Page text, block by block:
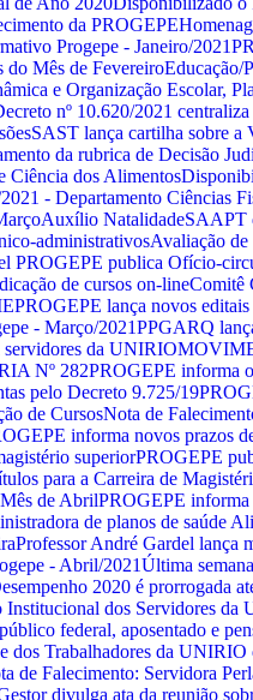
da PROGEPE
Progepe - Janeiro/2021
do Mês de FevereiroEducação/
e Organização Escolar,
nº 10.620/2021
SAST lança cartilha sobre
da rubrica de Decisão
Ciência dos Alimentos
- Departamento Ciências
Auxílio NatalidadeSAAPT
administrativosAvaliação de
PROGEPE publica Ofício-
de cursos on-lineComitê
PROGEPE lança novos
- Março/2021PPGARQ
servidores da UNIRIO
Nº 282PROGEPE informa
pelo Decreto 9.725/19
de CursosNota de
informa novos prazos
superiorPROGEPE
para a Carreira de
de AbrilPROGEPE informa
de planos de saúde
Professor André Gardel lança
- Abril/2021Última
2020 é prorrogada
Institucional dos Servidores da
federal, aposentado e
dos Trabalhadores da
de Falecimento: Servidora
divulga ata da reunião